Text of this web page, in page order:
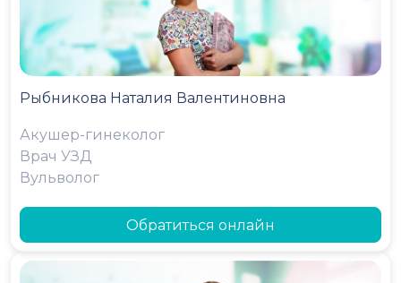
Рыбникова Наталия Валентиновна
Акушер-гинеколог
Врач УЗД
Вульволог
Обратиться онлайн